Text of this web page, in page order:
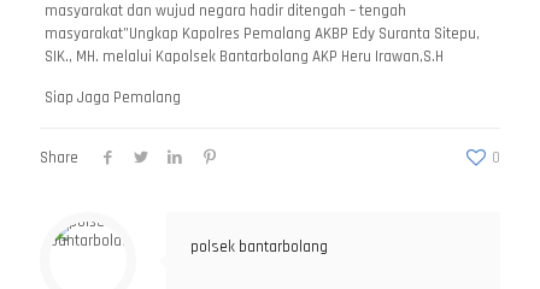
masyarakat dan wujud negara hadir ditengah – tengah
masyarakat”Ungkap Kapolres Pemalang AKBP Edy Suranta Sitepu,
SIK., MH. melalui Kapolsek Bantarbolang AKP Heru Irawan,S.H
Siap Jaga Pemalang
Share 0
polsek bantarbolang